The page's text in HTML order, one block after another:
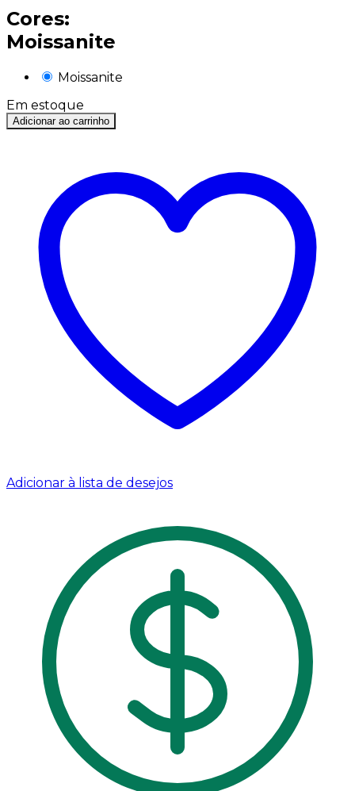
Cores:
Moissanite
Moissanite
Em estoque
Adicionar ao carrinho
Adicionar à lista de desejos